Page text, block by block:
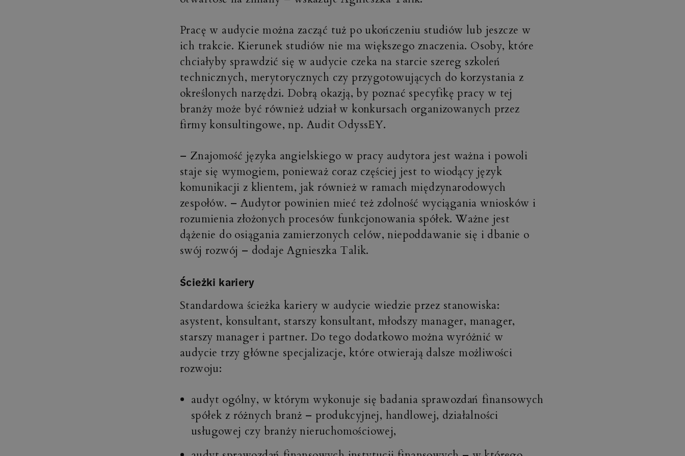
Pracę w audycie można zacząć tuż po ukończeniu studiów lub jeszcze w
ich trakcie. Kierunek studiów nie ma większego znaczenia. Osoby, które
chciałyby sprawdzić się w audycie czeka na starcie szereg szkoleń
technicznych, merytorycznych czy przygotowujących do korzystania z
określonych narzędzi. Dobrą okazją, by poznać specyfikę pracy w tej
branży może być również udział w konkursach organizowanych przez
firmy konsultingowe, np. Audit OdyssEY.
– Znajomość języka angielskiego w pracy audytora jest ważna i powoli
staje się wymogiem, ponieważ coraz częściej jest to wiodący język
komunikacji z klientem, jak również w ramach międzynarodowych
zespołów. – Audytor powinien mieć też zdolność wyciągania wniosków i
rozumienia złożonych procesów funkcjonowania spółek. Ważne jest
dążenie do osiągania zamierzonych celów, niepoddawanie się i dbanie o
swój rozwój – dodaje Agnieszka Talik.
Ścieżki kariery
Standardowa ścieżka kariery w audycie wiedzie przez stanowiska:
asystent, konsultant, starszy konsultant, młodszy manager, manager,
starszy manager i partner. Do tego dodatkowo można wyróżnić w
audycie trzy główne specjalizacje, które otwierają dalsze możliwości
rozwoju:
audyt ogólny, w którym wykonuje się badania sprawozdań finansowych
spółek z różnych branż – produkcyjnej, handlowej, działalności
usługowej czy branży nieruchomościowej,